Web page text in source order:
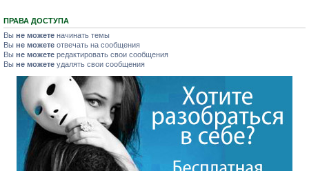
ПРАВА ДОСТУПА
Вы не можете начинать темы
Вы не можете отвечать на сообщения
Вы не можете редактировать свои сообщения
Вы не можете удалять свои сообщения